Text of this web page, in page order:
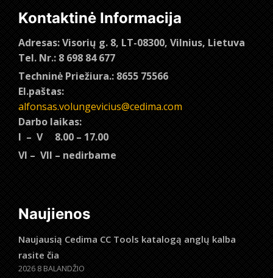
Kontaktinė Informacija
Adresas: Visorių g. 8, LT-08300, Vilnius, Lietuva
Tel. Nr.: 8 698 84 677
Techninė Priežiura.: 8655 75566
El.paštas:
alfonsas.volungevicius@cedima.com
Darbo laikas:
I – V 8.00 – 17.00
VI – VII – nedirbame
Naujienos
Naujausią Cedima CC Tools katalogą anglų kalba
rasite čia
2026 8 BALANDŽIO